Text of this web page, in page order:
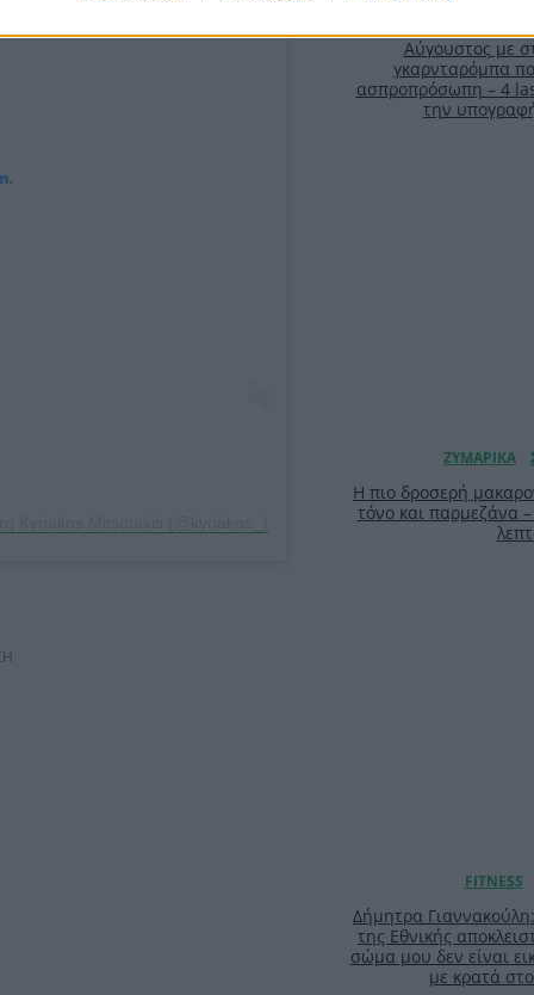
Αύγουστος με
γκαρνταρόμπα
ασπροπρόσωπη – 4
την
Η πιο δροσερή
τόνο και παρμεζάνα
Δήμητρα
της Εθνικής
σώμα μου δεν είναι
με κρατά